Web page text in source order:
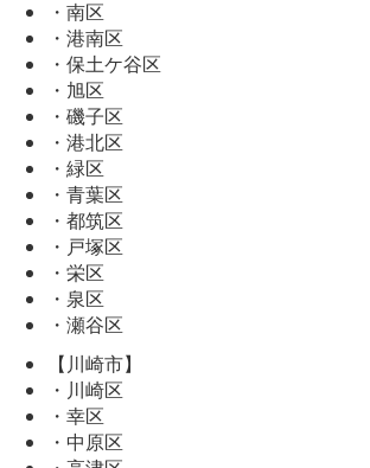
・南区
・港南区
・保土ケ谷区
・旭区
・磯子区
・港北区
・緑区
・青葉区
・都筑区
・戸塚区
・栄区
・泉区
・瀬谷区
【川崎市】
・川崎区
・幸区
・中原区